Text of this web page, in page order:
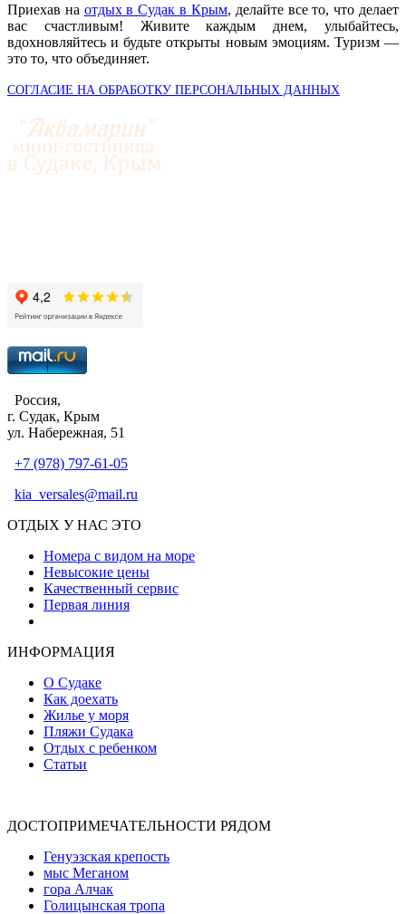
Приехав на отдых в Судак в Крым, делайте все то, что делает
вас счастливым! Живите каждым днем, улыбайтесь,
вдохновляйтесь и будьте открыты новым эмоциям. Туризм —
это то, что объединяет.
СОГЛАСИЕ НА ОБРАБОТКУ ПЕРСОНАЛЬНЫХ ДАННЫХ
Россия,
г. Судак, Крым
ул. Набережная, 51
+7 (978) 797-61-05
kia_versales@mail.ru
ОТДЫХ У НАС ЭТО
Номера с видом на море
Невысокие цены
Качественный сервис
Первая линия
ИНФОРМАЦИЯ
О Судаке
Как доехать
Жилье у моря
Пляжи Судака
Отдых с ребенком
Статьи
ДОСТОПРИМЕЧАТЕЛЬНОСТИ РЯДОМ
Генуэзская крепость
мыс Меганом
гора Алчак
Голицынская тропа